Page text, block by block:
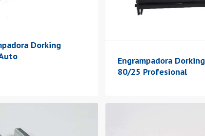
Dorking
Engrampadora Dorking
80/25 Profesional